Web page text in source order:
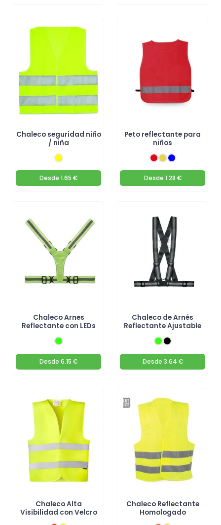
Chaleco seguridad niño
/ niña
Desde 1.65 €
Peto reflectante para
niños
Desde 1.28 €
Chaleco Arnes
Reflectante con LEDs
Desde 6.15 €
Chaleco de Arnés
Reflectante Ajustable
Desde 3.64 €
Chaleco Alta
Visibilidad con Velcro
Chaleco Reflectante
Homologado